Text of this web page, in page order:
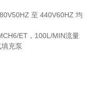
至 440V60HZ 均
ET，100L/MIN流量
充泵